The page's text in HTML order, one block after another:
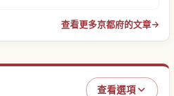
查看更多京都府的文章→
查看選項